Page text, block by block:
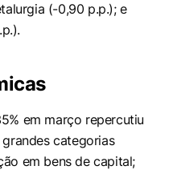
(-0,90 p.p.); e
em março repercutiu
categorias
em bens de capital;